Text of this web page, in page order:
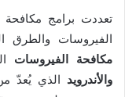
تعددت برامج
الفيروسات والطرق
مكافحة الفيروسات
والأندرويد الذي يُعدّ